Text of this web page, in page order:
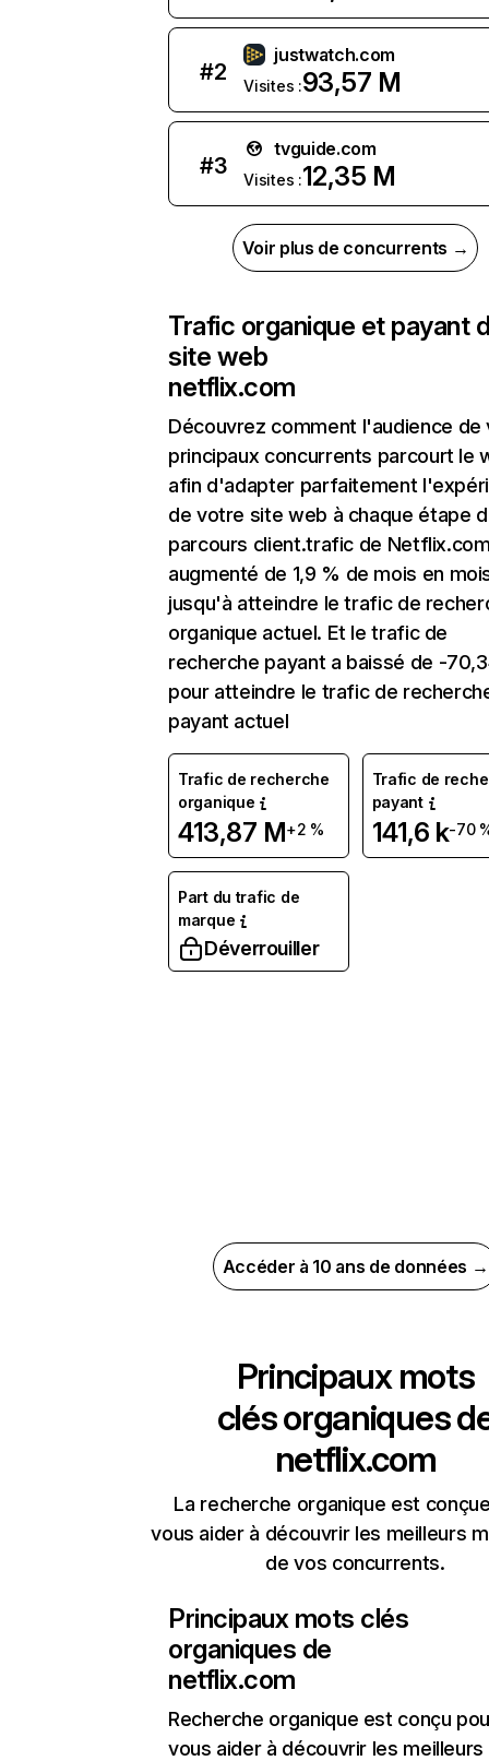
#2
justwatch.com
Visites :93,57 M
#3
tvguide.com
Visites :12,35 M
Voir plus de concurrents →
Trafic organique et payant
site web
netflix.com
Découvrez comment l'audience de
principaux concurrents parcourt le
afin d'adapter parfaitement
de votre site web à chaque étape
parcours client.trafic de
augmenté de 1,9 % de mois en
jusqu'à atteindre le trafic de
organique actuel. Et le trafic de
recherche payant a baissé de -
pour atteindre le trafic de
payant actuel
Trafic de recherche
organique
413,87 M+2 %
Trafic de
payant
141,6 k-70
Part du trafic de
marque
Déverrouiller
Accéder à 10 ans de données →
Principaux mots
clés organiques
netflix.com
La recherche organique est
vous aider à découvrir les meilleurs
de vos concurrents.
Principaux mots clés
organiques de
netflix.com
Recherche organique est conçu
vous aider à découvrir les